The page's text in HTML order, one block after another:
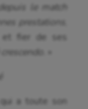
le match
prestations
et fier de ses
a toute son